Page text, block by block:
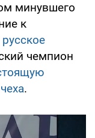
минувшего
к
чемпион
.